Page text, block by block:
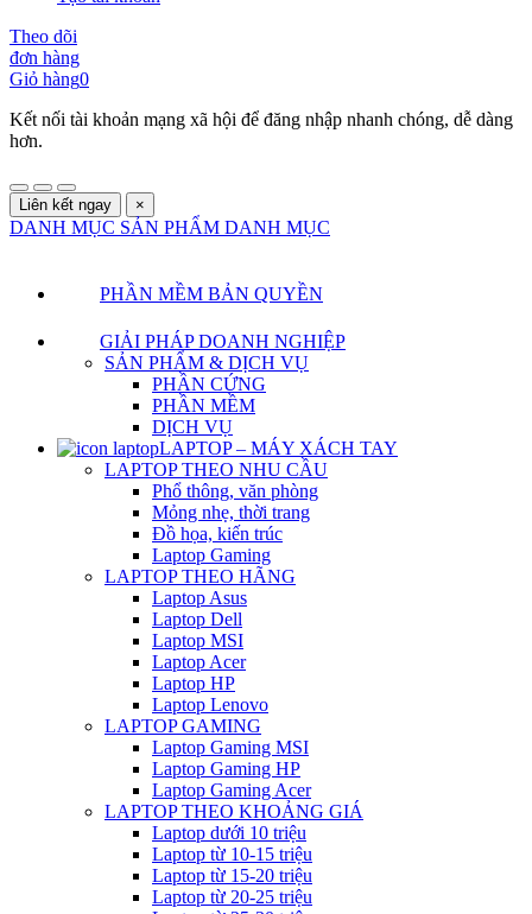
Theo dõi
đơn hàng
Giỏ hàng0
Kết nối tài khoản mạng xã hội để đăng nhập nhanh chóng, dễ dàng
hơn.
Liên kết ngay ×
DANH MỤC SẢN PHẨM DANH MỤC
PHẦN MỀM BẢN QUYỀN
GIẢI PHÁP DOANH NGHIỆP
SẢN PHẨM & DỊCH VỤ
PHẦN CỨNG
PHẦN MỀM
DỊCH VỤ
LAPTOP – MÁY XÁCH TAY
LAPTOP THEO NHU CẦU
Phổ thông, văn phòng
Mỏng nhẹ, thời trang
Đồ họa, kiến trúc
Laptop Gaming
LAPTOP THEO HÃNG
Laptop Asus
Laptop Dell
Laptop MSI
Laptop Acer
Laptop HP
Laptop Lenovo
LAPTOP GAMING
Laptop Gaming MSI
Laptop Gaming HP
Laptop Gaming Acer
LAPTOP THEO KHOẢNG GIÁ
Laptop dưới 10 triệu
Laptop từ 10-15 triệu
Laptop từ 15-20 triệu
Laptop từ 20-25 triệu